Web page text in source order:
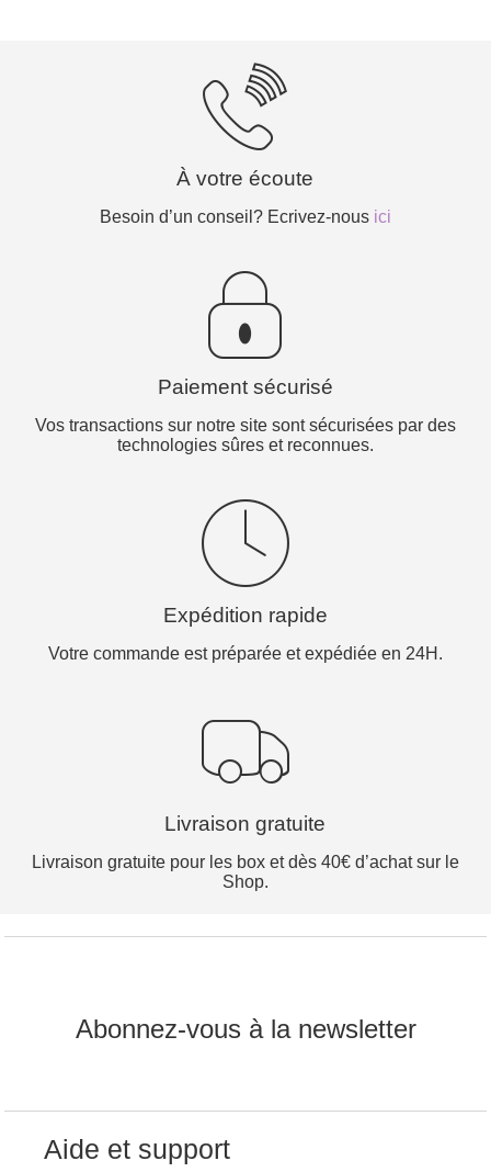
À votre écoute
Besoin d’un conseil? Ecrivez-nous ici
Paiement sécurisé
Vos transactions sur notre site sont sécurisées par des
technologies sûres et reconnues.
Expédition rapide
Votre commande est préparée et expédiée en 24H.
Livraison gratuite
Livraison gratuite pour les box et dès 40€ d’achat sur le
Shop.
Abonnez-vous à la newsletter
Aide et support